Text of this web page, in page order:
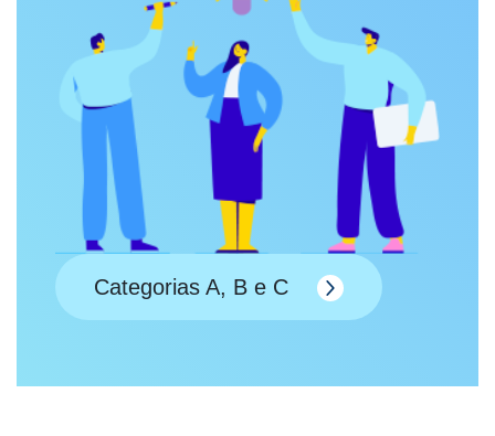
Categorias A, B e C